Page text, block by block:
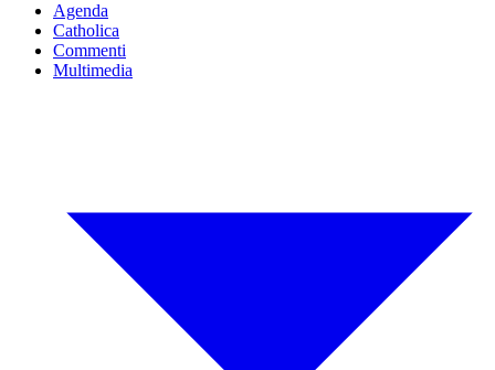
Agenda
Catholica
Commenti
Multimedia